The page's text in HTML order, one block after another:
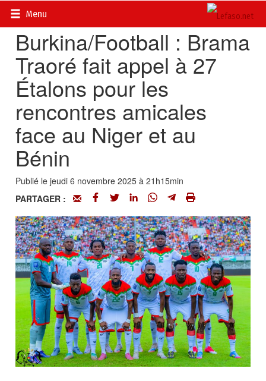
Menu
Accueil>
Burkina/Football : Brama
Traoré fait appel à 27
Étalons pour les
rencontres amicales
face au Niger et au
Bénin
Publié le jeudi 6 novembre 2025 à 21h15min
PARTAGER :